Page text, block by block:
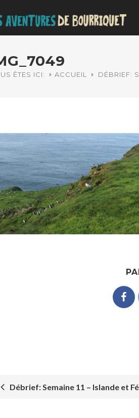
ÊTES ICI: ACCUEIL DÉBRIEF:
Débrief: Semaine 11 – Islande et